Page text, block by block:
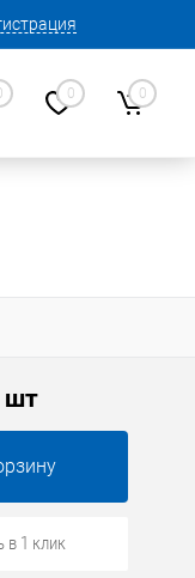
0 0
шт
в 1 клик